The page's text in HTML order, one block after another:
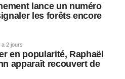
lance un numéro
les forêts encore
a 2 jours
en popularité, Raphaël
apparaît recouvert de